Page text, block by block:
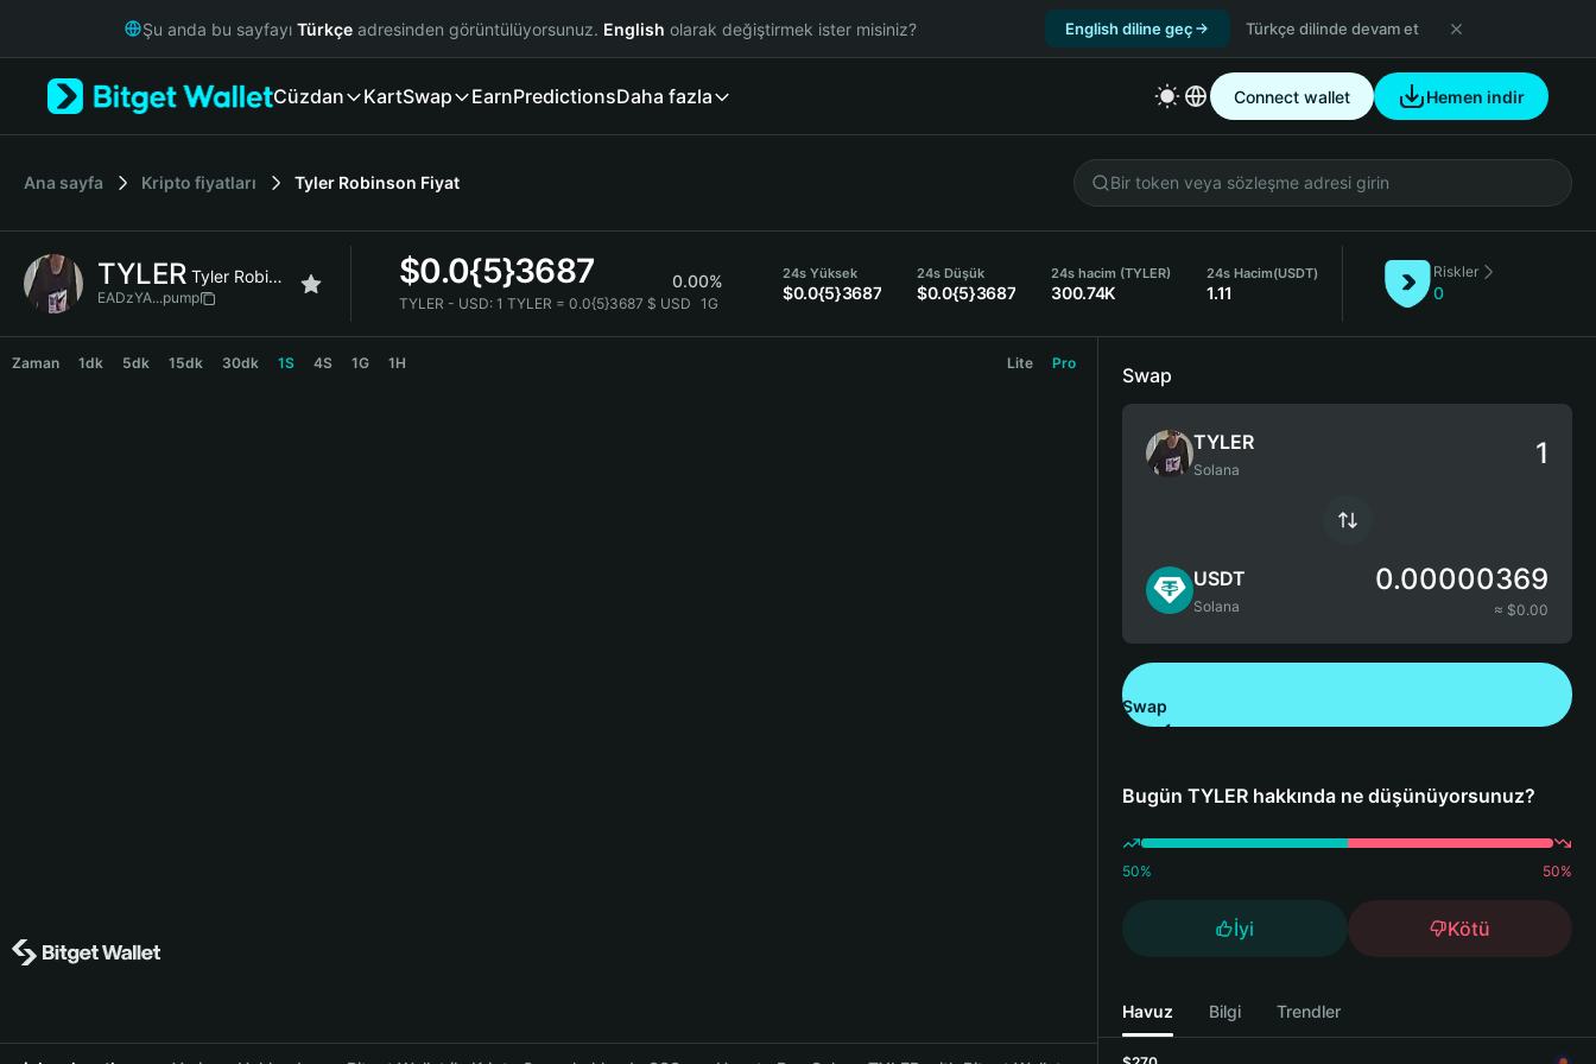
Русский
Italiano
简体中文
繁體中文
Bahasa Indonesia
Şu anda bu sayfayı Türkçe adresinden görüntülüyorsunuz. English olarak değiştirmek ister misiniz? English diline geç Türkçe dilinde devam et
Cüzdan KartSwap EarnPredictionsDaha fazla Connect wallet Hemen indir
Ana sayfa Kripto fiyatları Tyler Robinson Fiyat
TYLER Tyler Robinson
EADzYA...pump
$0.0{5}3687 0.00%
TYLER - USD: 1 TYLER = 0.0{5}3687 $ USD 1G
24s Yüksek
$0.0{5}3687
24s Düşük
$0.0{5}3687
24s hacim (TYLER)
300.74K
24s Hacim(USDT)
1.11
Riskler
0
Zaman 1dk 5dk 15dk 30dk 1S 4S 1G 1H Lite Pro
Swap
TYLER
Solana
USDT
Solana
0.00000369
≈ $0.00
Swap
Bugün TYLER hakkında ne düşünüyorsunuz?
50% 50%
İyi Kötü
Havuz Bilgi Trendler